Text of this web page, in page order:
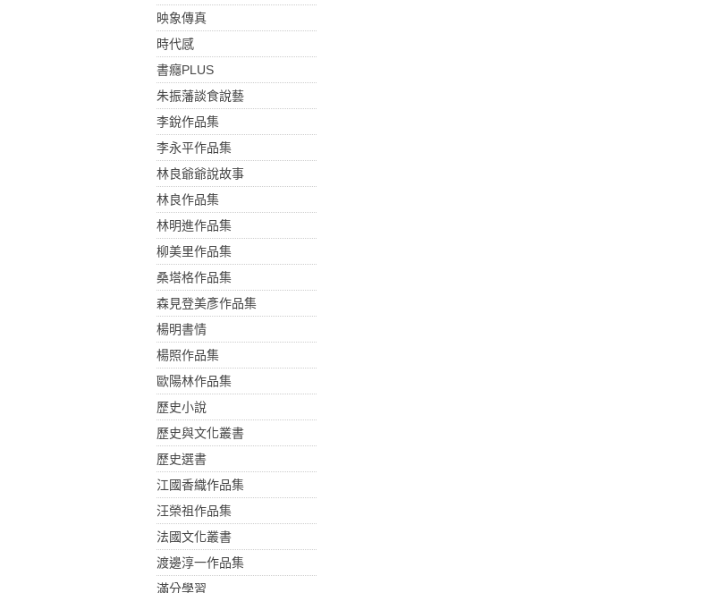
映象傳真
時代感
書癮PLUS
朱振藩談食說藝
李銳作品集
李永平作品集
林良爺爺說故事
林良作品集
林明進作品集
柳美里作品集
桑塔格作品集
森見登美彥作品集
楊明書情
楊照作品集
歐陽林作品集
歷史小說
歷史與文化叢書
歷史選書
江國香織作品集
汪榮祖作品集
法國文化叢書
渡邊淳一作品集
滿分學習